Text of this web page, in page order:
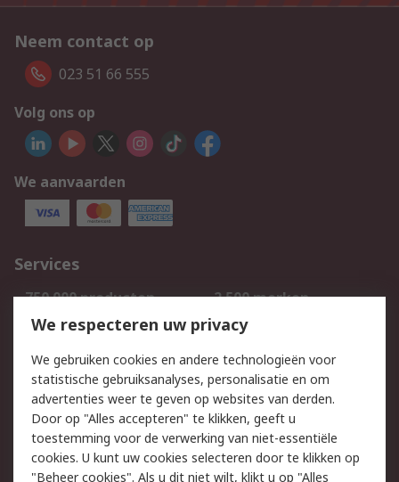
Neem contact op
023 51 66 555
Volg ons op
We aanvaarden
Services
750.000 producten
2.500 merken
Bestellen
Inkoopoplossingen
Track & Trace
Wettelijk
Cookiebeleid
Email veiligheid
Privacybeleid
Websitevoorwaarden
We respecteren uw privacy
We gebruiken cookies en andere technologieën voor
statistische gebruiksanalyses, personalisatie en om
advertenties weer te geven op websites van derden.
Door op "Alles accepteren" te klikken, geeft u
toestemming voor de verwerking van niet-essentiële
cookies. U kunt uw cookies selecteren door te klikken op
"Beheer cookies". Als u dit niet wilt, klikt u op "Alles